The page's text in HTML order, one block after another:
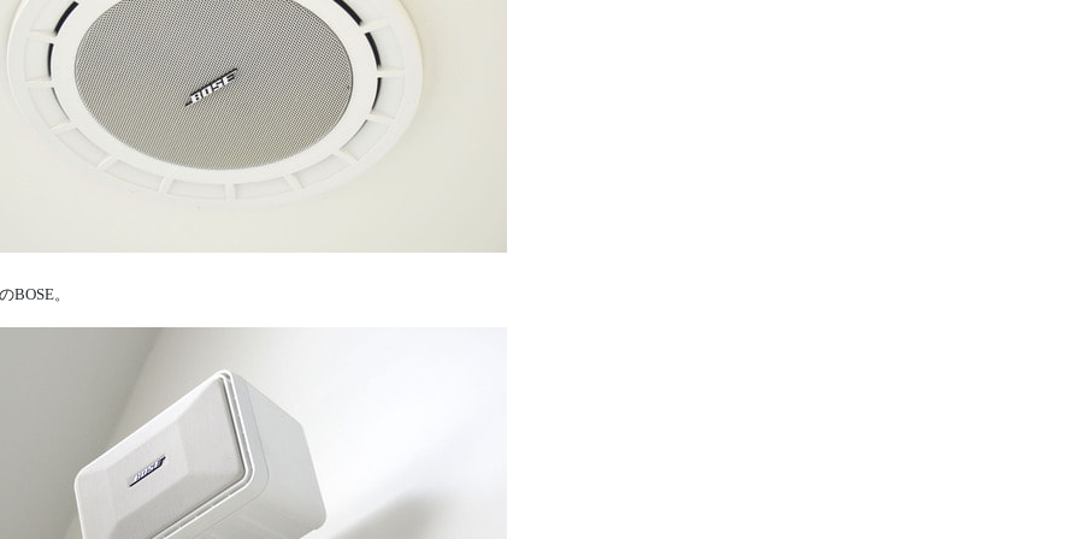
BOSE。